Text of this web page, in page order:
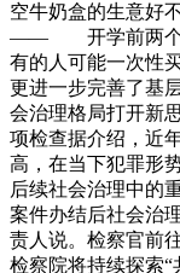
空牛奶盒的生意好
—— 开学前两个月
有的人可能一次性
更进一步完善了基
会治理格局打开新
项检查据介绍，近
高，在当下犯罪形
后续社会治理中的
案件办结后社会治
责人说。检察官前
检察院将持续探索